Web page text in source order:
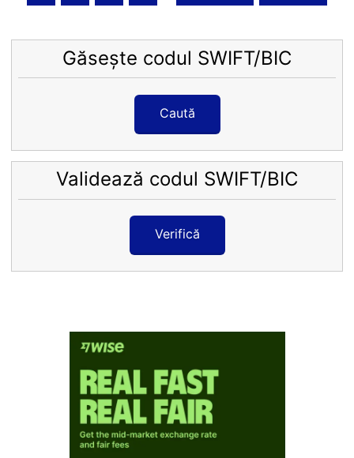
Găsește codul SWIFT/BIC
Caută
Validează codul SWIFT/BIC
Verifică